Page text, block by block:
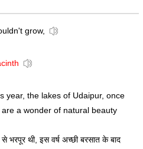
grow,
year, the lakes of Udaipur, once
are a wonder of natural beauty
भरपूर थी, इस वर्ष अच्छी बरसात के बाद